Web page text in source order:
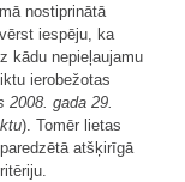
nostiprinātā
iespēju, ka
kādu nepieļaujamu
ierobežotas
2008. gada 29.
). Tomēr lietas
atšķirīgā